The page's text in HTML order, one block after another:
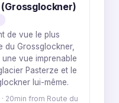
(Grossglockner)
de vue le plus
du Grossglockner,
vue imprenable
Pasterze et le
lui-même.
20min from Route du